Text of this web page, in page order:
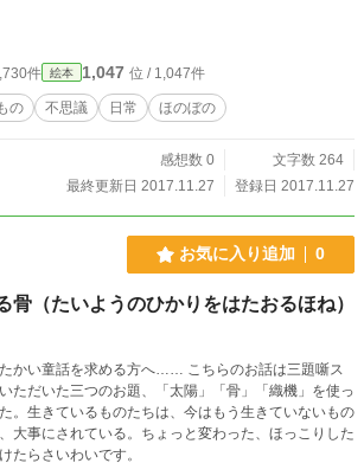
件 絵本 1,047 位 / 1,047件
の 不思議 日常 ほのぼの
感想数 0
文字数 264
最終更新日 2017.11.27
登録日 2017.11.27
お気に入り追加 0
骨（たいようのひかりをはたおるほね）
求める方へ…… こちらのお話は三題噺ス
ただいた三つのお題、「太陽」「骨」「織機」を使っ
。生きているものたちは、今はもう生きていないもの
大事にされている。ちょっと変わった、ほっこりした
たらさいわいです。